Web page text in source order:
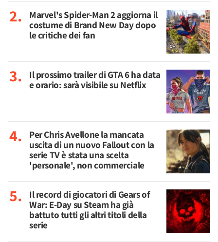
Marvel's Spider-Man 2 aggiorna il
costume di Brand New Day dopo
le critiche dei fan
Il prossimo trailer di GTA 6 ha data
e orario: sarà visibile su Netflix
Per Chris Avellone la mancata
uscita di un nuovo Fallout con la
serie TV è stata una scelta
'personale', non commerciale
Il record di giocatori di Gears of
War: E-Day su Steam ha già
battuto tutti gli altri titoli della
serie